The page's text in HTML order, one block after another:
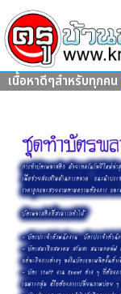
เนื้อหาดีๆสำหรับทุกคน